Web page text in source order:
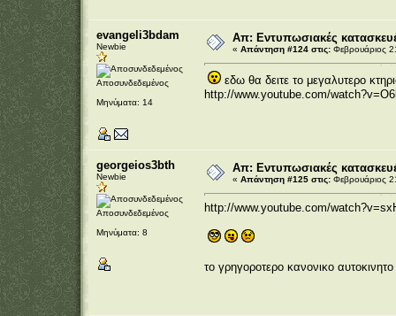
evangeli3bdam
Newbie
Αποσυνδεδεμένος
Μηνύματα: 14
Απ: Εντυπωσιακές
« Απάντηση #124 στις:Φεβρουάριος
εδω θα δειτε το μεγαλυτερο
http://www.youtube.com/
georgeios3bth
Newbie
Αποσυνδεδεμένος
Μηνύματα: 8
Απ: Εντυπωσιακές
« Απάντηση #125 στις:Φεβρουάριος
http://www.youtube.com/
το γρηγοροτερο κανονικο